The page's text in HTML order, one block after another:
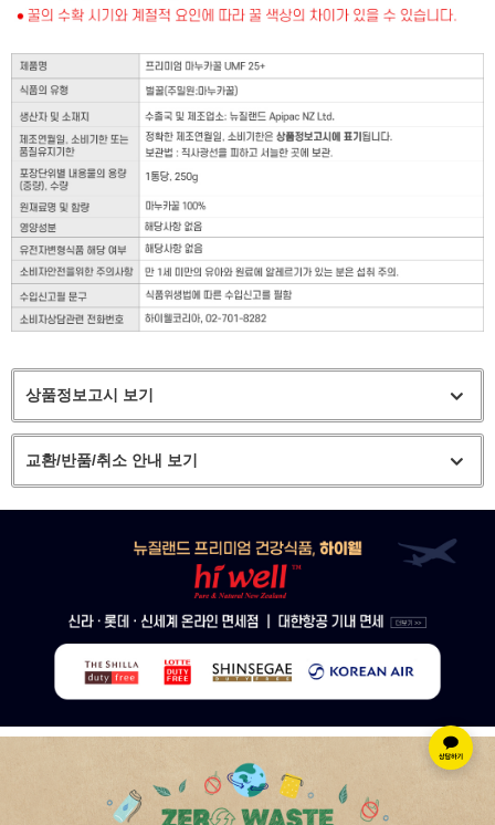
상품정보고시 보기
교환/반품/취소 안내 보기